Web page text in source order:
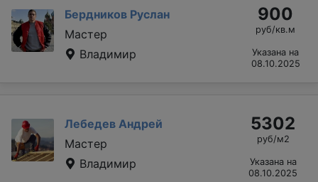
Бердников Руслан
Мастер
Владимир
900
руб/кв.м
Указана на
08.10.2025
Лебедев Андрей
Мастер
Владимир
5302
руб/м2
Указана на
08.10.2025